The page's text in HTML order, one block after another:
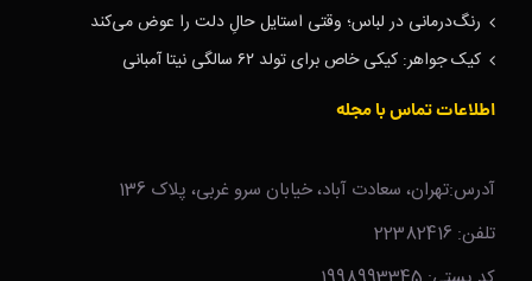
رنگ‌درمانی در لباس؛ وقتی استایل حالِ دلت را عوض می‌کند
کیک جواهر: کیکی خاص برای تولد ۶۲ سالگی نیتا آمبانی
اطلاعات تماس با مجله
آدرس:تهران، سعادت آباد، خیابان سرو غربی، پلاک 136
تلفن: 22382416